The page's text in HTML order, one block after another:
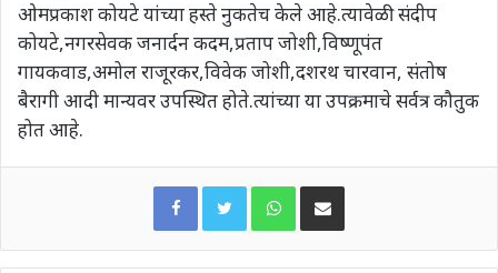
ओमप्रकाश कोयटे यांच्या हस्ते नुकतेच केले आहे.त्यावेळी संदीप
कोयटे,नगरसेवक जनार्दन कदम,प्रताप जोशी,विष्णूपंत
गायकवाड,अमोल राजूरकर,विवेक जोशी,दशरथ चारवान, संतोष
बैरागी आदी मान्यवर उपस्थित होते.त्यांच्या या उपक्रमाचे सर्वत्र कौतुक
होत आहे.
WhatsAppShare via Email